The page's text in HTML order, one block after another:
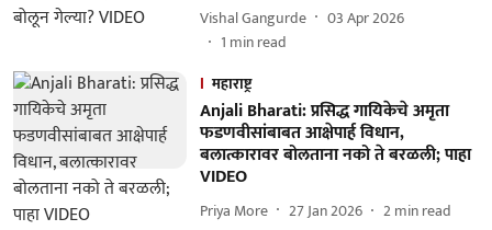
Vishal Gangurde
03 Apr 2026
1 min read
महाराष्ट्र
Anjali Bharati: प्रसिद्ध गायिकेचे अमृता
फडणवीसांबाबत आक्षेपार्ह विधान,
बलात्कारावर बोलताना नको ते बरळली; पाहा
VIDEO
Priya More 27 Jan 2026 2min read